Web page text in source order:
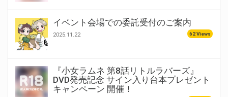
イベント会場での委託受付のご案内
2025.11.22 62 Views
『小女ラムネ 第8話リトルラバーズ』
DVD発売記念 サイン入り台本プレゼント
キャンペーン 開催！